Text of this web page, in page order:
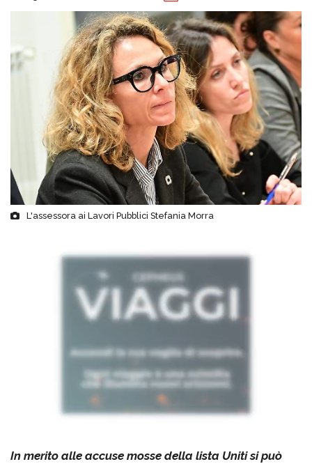
L'assessora ai Lavori Pubblici Stefania Morra
In merito alle accuse mosse della lista Uniti si può